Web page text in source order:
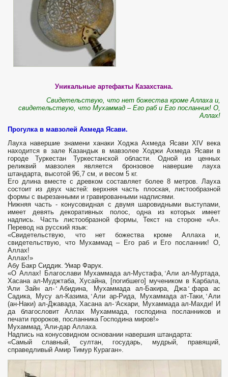
Уникальные артефакты Казахстана.
Свидетельствую, что нет божества кроме Аллаха и,
свидетельствую, что Мухаммад – Его раб и Его посланник! О,
Аллах!
Прогулка в мавзолей Ахмеда Ясави.
Лауха навершие знамени ханаки Ходжа Ахмеда Ясави ХIV века
находится в зале Казандык в мавзолее Ходжи Ахмеда Ясави в
городе Туркестан Туркестанской области. Одной из ценных
реликвий мавзолея является бронзовое навершие лауха
штандарта, высотой 96,7 см, и весом 5 кг.
Его длина вместе с древком составляет более 8 метров. Лауха
состоит из двух частей: верхняя часть плоская, листообразной
формы с вырезанными и гравированными надписями.
Нижняя часть - конусовидная с двумя шаровидными выступами,
имеет девять декоративных полос, одна из которых имеет
надпись. Часть листообразной формы, Текст на стороне «А».
Перевод на русский язык:
«Свидетельствую, что нет божества кроме Аллаха и,
свидетельствую, что Мухаммад – Его раб и Его посланник! О,
Аллах!
Аллах!»
Абу Бакр Сиддик. ̒Умар Фарук.
«О Аллах! Благослави Мухаммада ал-Мустафа, ̒Али ал-Муртада,
Хасана ал-Муджтаба, Хусайна, [погибшего] мучеником в Карбала,
̒Али Зайн ал- ̒Абидина, Мухаммада ал-Бакира, Джа ̒фара ас
Садика, Мусу ал-Казима, ̒Али ар-Рида, Мухаммада ат-Таки, ̒Али
(ан-Наки) ал-Джавада, Хасана ал- ̒Аскари, Мухаммада ал-Махди! И
да благословит Аллах Мухаммада, господина посланников и
печати пророков, посланника Господина миров!»
Мухаммад, ̒Али-дар Аллаха.
Надпись на конусовидном основании навершия штандарта:
«Самый славный, султан, государь, мудрый, правящий,
справедливый Амир Тимур Кураган».